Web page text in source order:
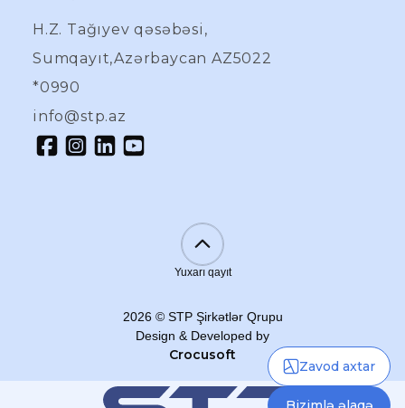
Zavod axtar
H.Z. Tağıyev qəsəbəsi,
Sumqayıt,Azərbaycan AZ5022
*0990
info@stp.az
Yuxarı qayıt
2026© STP Şirkətlər Qrupu
Design & Developed by
Crocusoft